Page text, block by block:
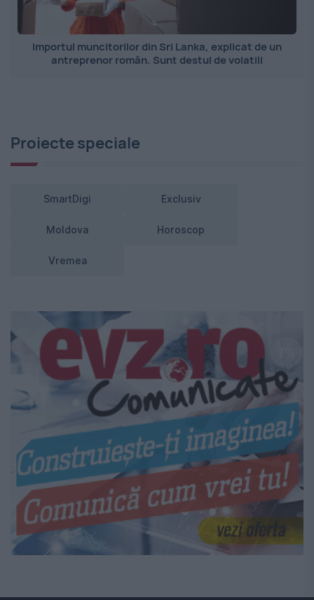
Importul muncitorilor din Sri Lanka, explicat de un
antreprenor român. Sunt destul de volatili
Proiecte speciale
SmartDigi Exclusiv
Moldova Horoscop
Vremea